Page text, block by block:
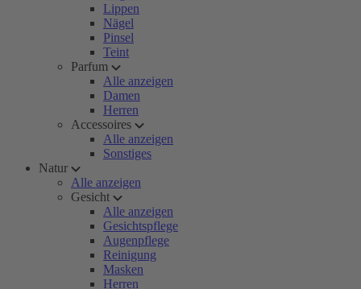
Lippen
Nägel
Pinsel
Teint
Parfum
Alle anzeigen
Damen
Herren
Accessoires
Alle anzeigen
Sonstiges
Natur
Alle anzeigen
Gesicht
Alle anzeigen
Gesichtspflege
Augenpflege
Reinigung
Masken
Herren